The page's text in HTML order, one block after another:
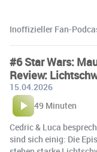
Inoffizieller Fan-
#6 Star Wars:
Review:
15.04.2026
49 Minuten
Cedric & Luca
sind sich einig: Die